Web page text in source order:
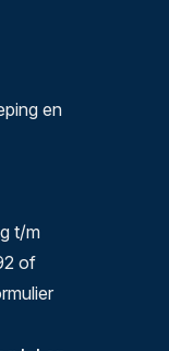
en
t/m
of